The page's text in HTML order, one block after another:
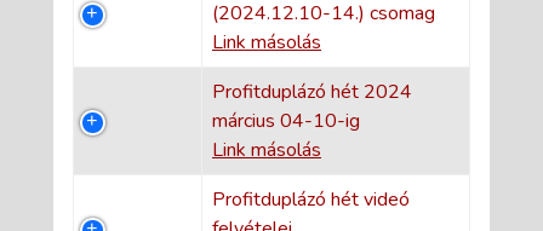
(2024.12.10-14.) csomag
Link másolás
Profitduplázó hét 2024
március 04-10-ig
Link másolás
Profitduplázó hét videó